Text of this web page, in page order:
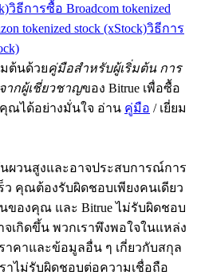
วิธีการซื้อ Broadcom tokenized
tokenized stock (xStock)วิธีการ
มต้นด้วยคู่มือสำหรับผู้เริ่มต้น การ
ากผู้เชี่ยวชาญของ Bitrue เพื่อซื้อ
คุณได้อย่างมั่นใจ อ่าน คู่มือ / เยี่ยม
ผวนสูงและอาจประสบการณ์การ
ว คุณต้องรับผิดชอบเพียงคนเดียว
ของคุณ และ Bitrue ไม่รับผิดชอบ
เกิดขึ้น พวกเราพึงพอใจในแหล่ง
คาและข้อมูลอื่น ๆ เกี่ยวกับสกุล
าไม่รับผิดชอบต่อความเชื่อถือ